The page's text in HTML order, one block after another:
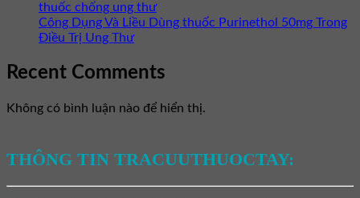
thuốc chống ung thư
Công Dụng Và Liều Dùng thuốc Purinethol 50mg Trong
Điều Trị Ung Thư
Recent Comments
Không có bình luận nào để hiển thị.
THÔNG TIN TRACUUTHUOCTAY: